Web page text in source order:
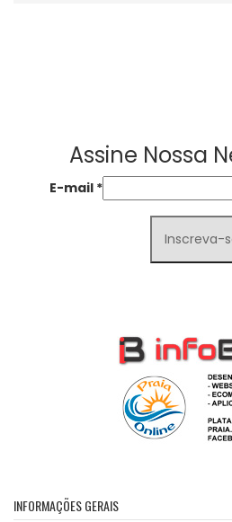
Assine Nossa
E-mail *
INFORMAÇÕES GERAIS